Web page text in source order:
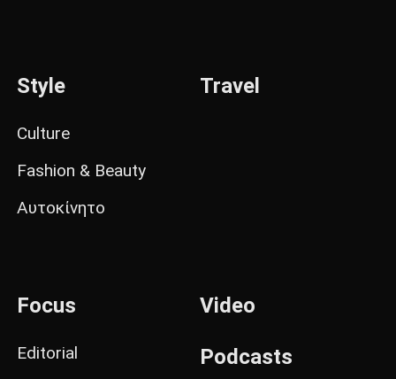
Style
Culture
Fashion & Beauty
Αυτοκίνητο
Travel
Focus
Editorial
Video
Podcasts